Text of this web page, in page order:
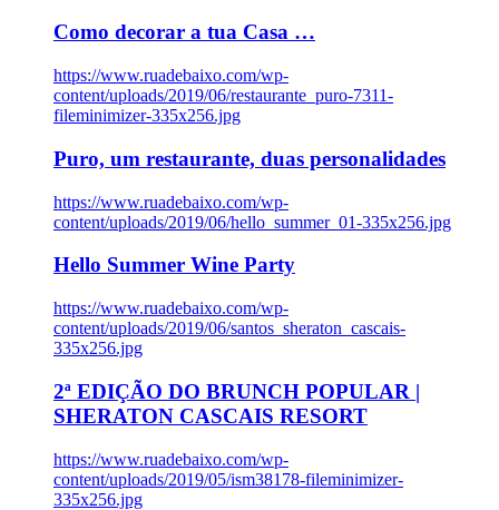
Como decorar a tua Casa …
https://www.ruadebaixo.com/wp-
content/uploads/2019/06/restaurante_puro-7311-
fileminimizer-335x256.jpg
Puro, um restaurante, duas personalidades
https://www.ruadebaixo.com/wp-
content/uploads/2019/06/hello_summer_01-335x256.jpg
Hello Summer Wine Party
https://www.ruadebaixo.com/wp-
content/uploads/2019/06/santos_sheraton_cascais-
335x256.jpg
2ª EDIÇÃO DO BRUNCH POPULAR |
SHERATON CASCAIS RESORT
https://www.ruadebaixo.com/wp-
content/uploads/2019/05/ism38178-fileminimizer-
335x256.jpg